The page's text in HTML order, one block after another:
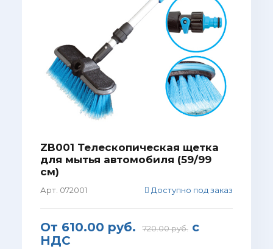
ZB001 Телескопическая щетка
для мытья автомобиля (59/99
см)
Арт. 072001 Доступно под заказ
От 610.00 руб. 720.00 руб.с
НДС